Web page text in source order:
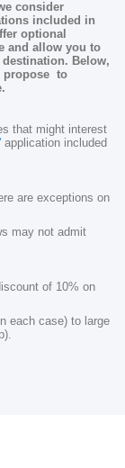
consider
included in
optional
and allow you to
Below,
propose to
that might interest
application included
are exceptions on
may not admit
of 10% on
each case) to large